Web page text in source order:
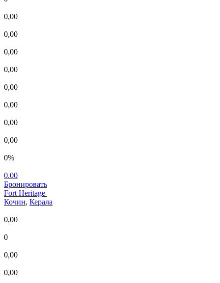
0,00
0,00
0,00
0,00
0,00
0,00
0,00
0,00
0%
0.00
Бронировать
Fort Heritage
Кочин, Керала
0,00
0
0,00
0,00